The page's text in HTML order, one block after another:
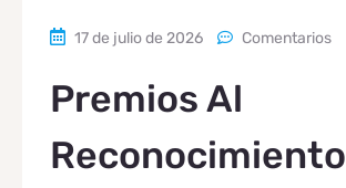
17 de julio de 2026 Comentarios
Premios Al
Reconocimiento